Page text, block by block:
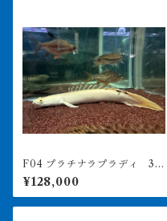
F04 プラチナラプラディ 30
㎝前後 出戻り個体
¥128,000